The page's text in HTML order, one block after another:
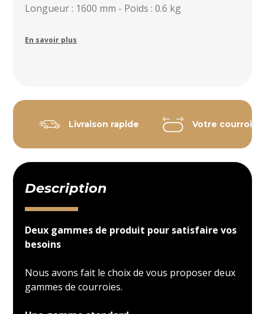
Longueur : 1600 mm - Poids : 0.6 kg
En savoir plus
Livraison rapide Votre courroie
Description
Deux gammes de produit pour satisfaire vos
besoins
Nous avons fait le choix de vous proposer deux
gammes de courroies.